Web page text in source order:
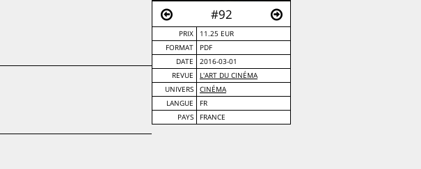
#92
PRIX
11.25 EUR
FORMAT
PDF
DATE
2016-03-01
REVUE
L'ART DU CINÉMA
UNIVERS
CINÉMA
LANGUE
FR
PAYS
FRANCE